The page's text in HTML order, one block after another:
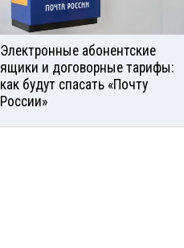
Электронные абонентские
ящики и договорные тарифы:
как будут спасать «Почту
России»